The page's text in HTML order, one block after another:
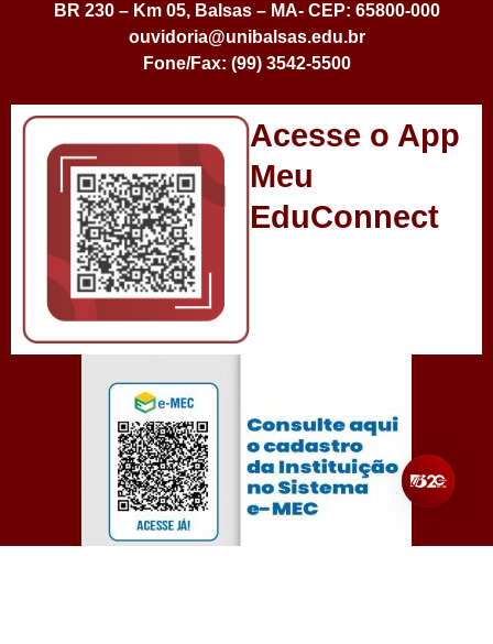
BR 230 – Km 05, Balsas – MA- CEP: 65800-000
ouvidoria@unibalsas.edu.br
Fone/Fax: (99) 3542-5500
Acesse o App
Meu
EduConnect